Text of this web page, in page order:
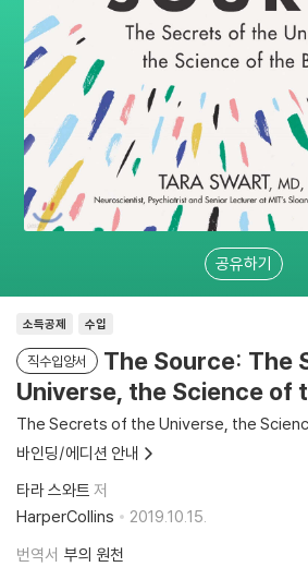
공유하기
소득공제 수입
직수입양서
The Source: The
Universe, the Science of
The Secrets of the Universe, the
바인딩/에디션 안내
타라 스와트 저
HarperCollins
2019.10.15.
번역서 부의 원천